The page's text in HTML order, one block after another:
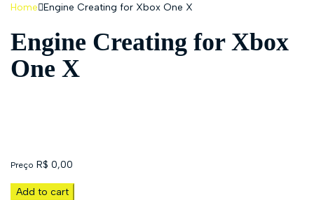
Home Engine Creating for Xbox One X
Engine Creating for Xbox
One X
Preço R$ 0,00
Add to cart